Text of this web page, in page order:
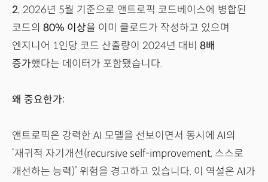
2. 2026년 5월 기준으로 앤트로픽 코드베이스에 병합된
코드의 80% 이상을 이미 클로드가 작성하고 있으며
엔지니어 1인당 코드 산출량이 2024년 대비 8배
증가했다는 데이터가 포함됐습니다.
왜 중요한가:
앤트로픽은 강력한 AI 모델을 선보이면서 동시에 AI의
‘재귀적 자기개선(recursive self-improvement, 스스로
개선하는 능력)’ 위험을 경고하고 있습니다. 이 역설은 AI가